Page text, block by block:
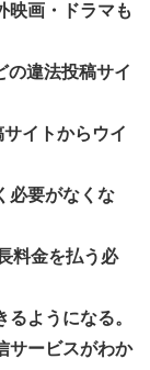
映画・ドラマも
違法投稿サイ
イトからウイ
必要がなくな
料金を払う必
ようになる。
サービスがわか